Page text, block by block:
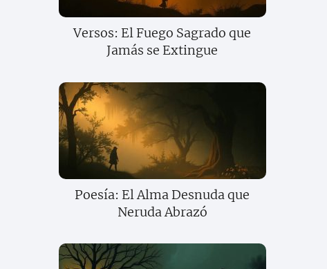
Versos: El Fuego Sagrado que
Jamás se Extingue
Poesía: El Alma Desnuda que
Neruda Abrazó